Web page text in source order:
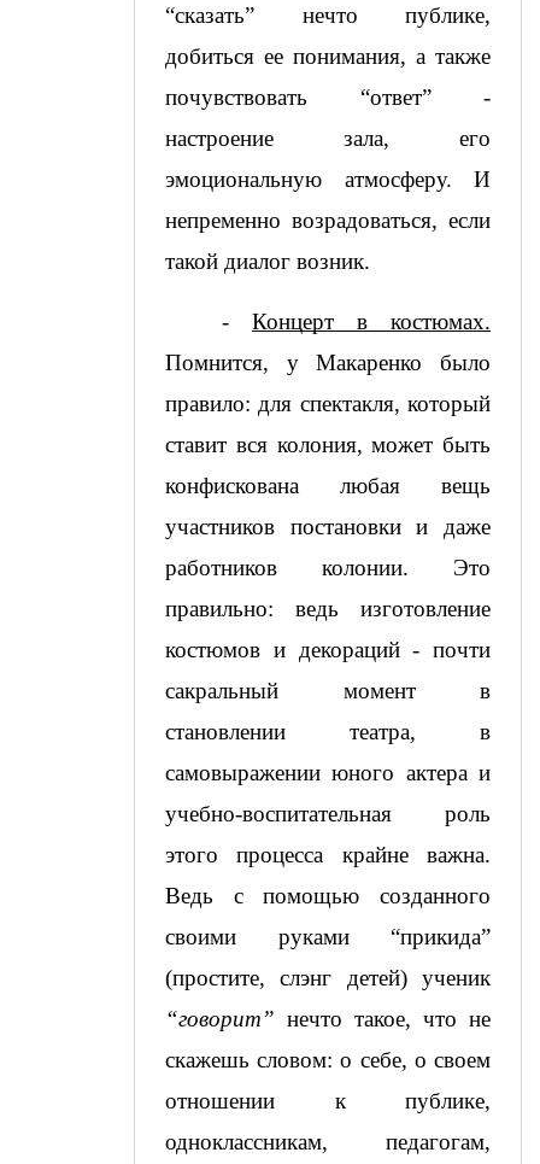
“сказать” нечто публике,
добиться ее понимания, а также
почувствовать “ответ” -
настроение зала, его
эмоциональную атмосферу. И
непременно возрадоваться, если
такой диалог возник.
- Концерт в костюмах.
Помнится, у Макаренко было
правило: для спектакля, который
ставит вся колония, может быть
конфискована любая вещь
участников постановки и даже
работников колонии. Это
правильно: ведь изготовление
костюмов и декораций - почти
сакральный момент в
становлении театра, в
самовыражении юного актера и
учебно-воспитательная роль
этого процесса крайне важна.
Ведь с помощью созданного
своими руками “прикида”
“говорит” нечто такое, что не
скажешь словом: о себе, о своем
отношении к публике,
одноклассникам, педагогам,